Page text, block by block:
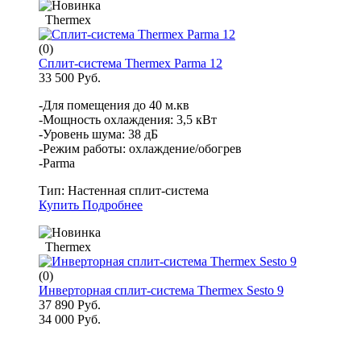
Thermex
(0)
Сплит-система Thermex Parma 12
33 500 Руб.
-Для помещения до 40 м.кв
-Мощность охлаждения: 3,5 кВт
-Уровень шума: 38 дБ
-Режим работы: охлаждение/обогрев
-Parma
Тип: Настенная сплит-система
Купить Подробнее
Thermex
(0)
Инверторная сплит-система Thermex Sesto 9
37 890 Руб.
34 000 Руб.